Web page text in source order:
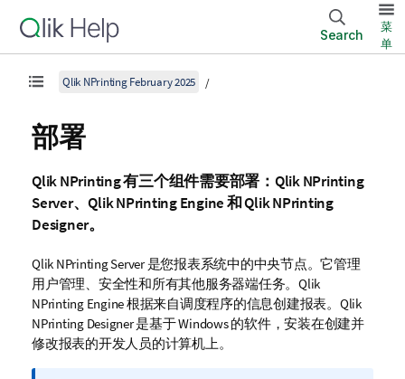
Search
菜
单
Qlik NPrinting February 2025
部署
Qlik NPrinting有三个组件需要部署： Qlik NPrinting
Server、Qlik NPrinting Engine和Qlik NPrinting
Designer。
Qlik NPrinting Server是您报表系统中的中央节点。它管理
用户管理、安全性和所有其他服务器端任务。 Qlik
NPrinting Engine根据来自调度程序的信息创建报表。 Qlik
NPrinting Designer是基于Windows的软件，安装在创建并
修改报表的开发人员的计算机上。